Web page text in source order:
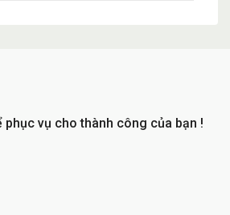
phục vụ cho thành công của bạn !